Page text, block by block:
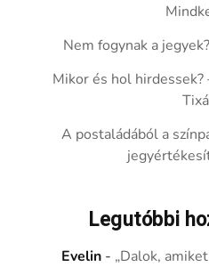
Nem fogynak a
Mikor és hol
A postaládából a
Legutóbbi
Evelin - „Dalok,